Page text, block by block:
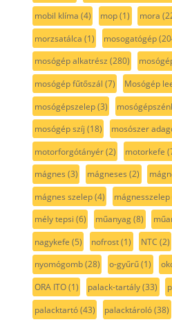
mobil klíma (4) mop(1) mora
morzsatálca (1) mosogatógép
mosógép alkatrész (280)
mosógép fűtőszál (7) Mosógép
mosógépszelep(3)
mosógép szíj (18) mosószer
motorforgótányér(2) motorkefe
mágnes (3) mágneses (2)
mágnes szelep(4) mágnesszelep
mély tepsi (6) műanyag(8)
nagykefe (5) nofrost(1) NTC (2)
nyomógomb(28) o-gyűrű(1)
ORA ITO(1) palack-tartály(33)
palacktartó(43) palacktároló(38)